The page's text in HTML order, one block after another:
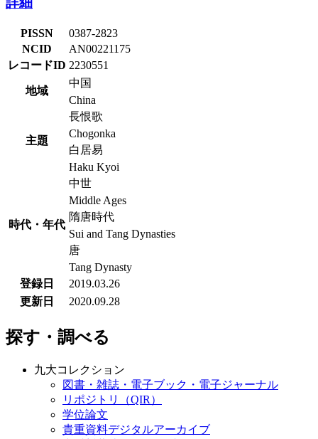
PISSN
0387-2823
NCID
AN00221175
レコードID 2230551
地域
中国
China
主題
長恨歌
Chogonka
白居易
Haku Kyoi
時代・年代
中世
Middle Ages
隋唐時代
Sui and Tang Dynasties
唐
Tang Dynasty
登録日
2019.03.26
更新日
2020.09.28
探す・調べる
九大コレクション
図書・雑誌・電子ブック・電子ジャーナル
リポジトリ（QIR）
学位論文
貴重資料デジタルアーカイブ